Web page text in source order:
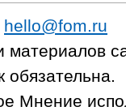
hello@fom.ru
материалов
обязательна.
Мнение